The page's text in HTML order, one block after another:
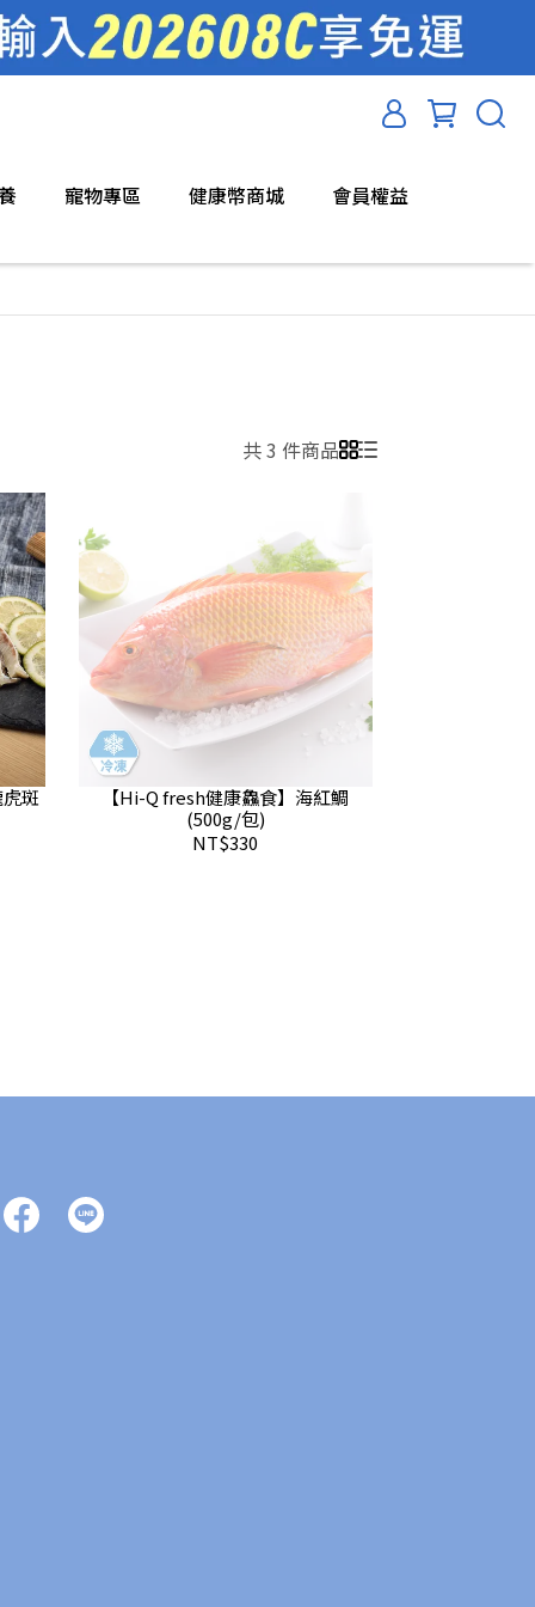
寵物專區 健康幣商城 會員權益
共 3 件商品
斑
【Hi-Q fresh健康鱻食】海紅鯛
(500g/包)
NT$330